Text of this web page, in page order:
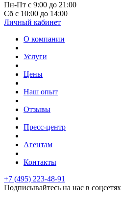
Пн-Пт с 9:00 до 21:00
Сб с 10:00 до 14:00
Личный кабинет
О компании
Услуги
Цены
Наш опыт
Отзывы
Пресс-центр
Агентам
Контакты
+7 (495) 223-48-91
Подписывайтесь на нас в соцсетях